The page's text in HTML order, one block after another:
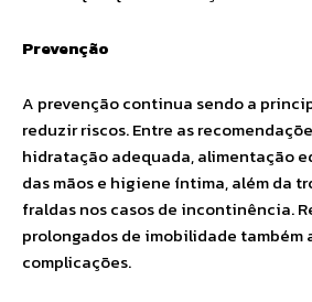
Prevenção
A prevenção continua sendo a
reduzir riscos. Entre as
hidratação adequada, alimentação
das mãos e higiene íntima, além da
fraldas nos casos de incontinência.
prolongados de imobilidade
complicações.